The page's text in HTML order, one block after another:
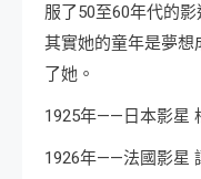
服了50至60年代的
其實她的童年是夢想
了她。
1925年——日本影星
1926年——法國影星